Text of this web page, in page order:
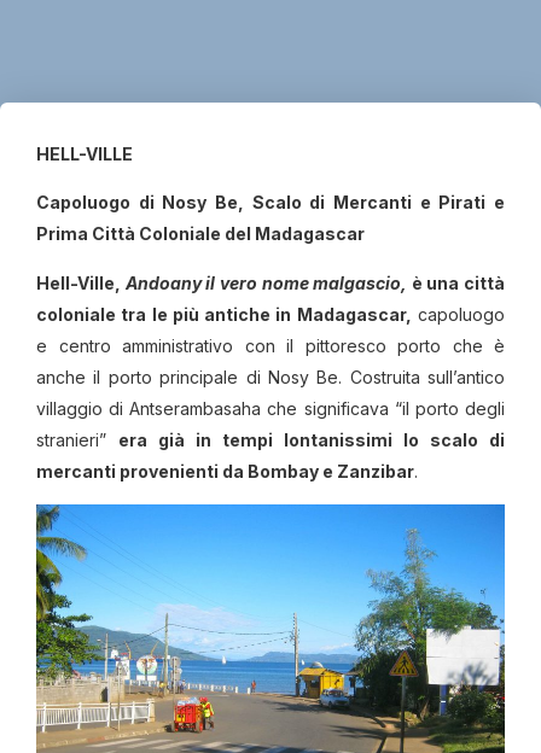
HELL-VILLE
Capoluogo di Nosy Be, Scalo di Mercanti e Pirati e
Prima Città Coloniale del Madagascar
Hell-Ville, Andoany il vero nome malgascio,
è una città
coloniale tra le più antiche in Madagascar, capoluogo
e centro amministrativo con il pittoresco porto che è
anche il porto principale di Nosy Be. Costruita sull’antico
villaggio di Antserambasaha che significava “il porto degli
stranieri” era già in tempi lontanissimi lo scalo di
mercanti provenienti da Bombay e Zanzibar.